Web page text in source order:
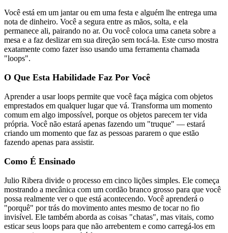
Você está em um jantar ou em uma festa e alguém lhe entrega uma
nota de dinheiro. Você a segura entre as mãos, solta, e ela
permanece ali, pairando no ar. Ou você coloca uma caneta sobre a
mesa e a faz deslizar em sua direção sem tocá-la. Este curso mostra
exatamente como fazer isso usando uma ferramenta chamada
"loops".
O Que Esta Habilidade Faz Por Você
Aprender a usar loops permite que você faça mágica com objetos
emprestados em qualquer lugar que vá. Transforma um momento
comum em algo impossível, porque os objetos parecem ter vida
própria. Você não estará apenas fazendo um "truque" — estará
criando um momento que faz as pessoas pararem o que estão
fazendo apenas para assistir.
Como É Ensinado
Julio Ribera divide o processo em cinco lições simples. Ele começa
mostrando a mecânica com um cordão branco grosso para que você
possa realmente ver o que está acontecendo. Você aprenderá o
"porquê" por trás do movimento antes mesmo de tocar no fio
invisível. Ele também aborda as coisas "chatas", mas vitais, como
esticar seus loops para que não arrebentem e como carregá-los em